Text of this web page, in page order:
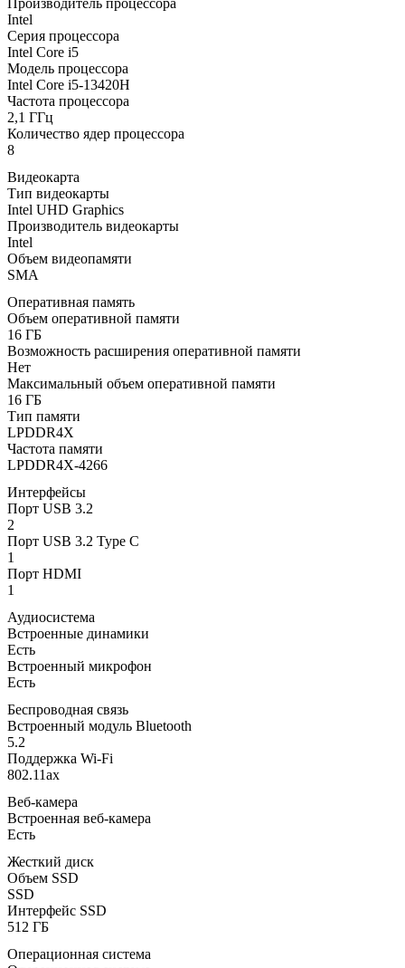
Intel
Серия процессора
Intel Core i5
Модель процессора
Intel Core i5-13420H
Частота процессора
2,1 ГГц
Количество ядер процессора
8
Видеокарта
Тип видеокарты
Intel UHD Graphics
Производитель видеокарты
Intel
Объем видеопамяти
SMA
Оперативная память
Объем оперативной памяти
16 ГБ
Возможность расширения оперативной памяти
Нет
Максимальный объем оперативной памяти
16 ГБ
Тип памяти
LPDDR4X
Частота памяти
LPDDR4X-4266
Интерфейсы
Порт USB 3.2
2
Порт USB 3.2 Type C
1
Порт HDMI
1
Аудиосистема
Встроенные динамики
Есть
Встроенный микрофон
Есть
Беспроводная связь
Встроенный модуль Bluetooth
5.2
Поддержка Wi-Fi
802.11ax
Веб-камера
Встроенная веб-камера
Есть
Жесткий диск
Объем SSD
SSD
Интерфейс SSD
512 ГБ
Операционная система